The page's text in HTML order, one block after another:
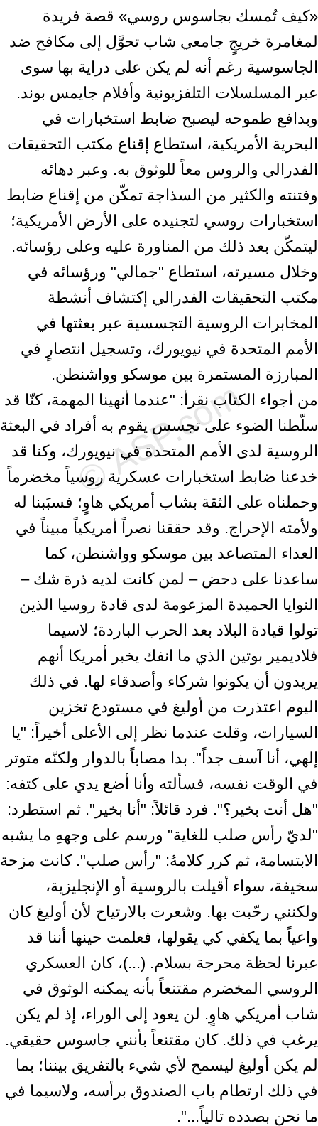
«كيف تُمسك بجاسوس روسي» قصة فريدة
لمغامرة خريجٍ جامعي شاب تحوَّل إلى مكافح ضد
الجاسوسية رغم أنه لم يكن على دراية بها سوى
عبر المسلسلات التلفزيونية وأفلام جايمس بوند.
وبدافع طموحه ليصبح ضابط استخبارات في
البحرية الأمريكية، استطاع إقناع مكتب التحقيقات
الفدرالي والروس معاً للوثوق به. وعبر دهائه
وفتنته والكثير من السذاجة تمكّن من إقناع ضابط
استخبارات روسي لتجنيده على الأرض الأمريكية؛
ليتمكّن بعد ذلك من المناورة عليه وعلى رؤسائه.
وخلال مسيرته، استطاع "جمالي" ورؤسائه في
مكتب التحقيقات الفدرالي إكتشاف أنشطة
المخابرات الروسية التجسسية عبر بعثتها في
الأمم المتحدة في نيويورك، وتسجيل انتصارٍ في
المبارزة المستمرة بين موسكو وواشنطن.
من أجواء الكتاب نقرأ: "عندما أنهينا المهمة، كنّا قد
سلّطنا الضوء على تجسس يقوم به أفراد في البعثة
الروسية لدى الأمم المتحدة في نيويورك، وكنا قد
خدعنا ضابط استخبارات عسكرية روسياً مخضرماً
وحملناه على الثقة بشاب أمريكي هاوٍ؛ فسبَبنا له
ولأمته الإحراج. وقد حققنا نصراً أمريكياً مبيناً في
العداء المتصاعد بين موسكو وواشنطن، كما
ساعدنا على دحض – لمن كانت لديه ذرة شك –
النوايا الحميدة المزعومة لدى قادة روسيا الذين
تولوا قيادة البلاد بعد الحرب الباردة؛ لاسيما
فلاديمير بوتين الذي ما انفك يخبر أمريكا أنهم
يريدون أن يكونوا شركاء وأصدقاء لها. في ذلك
اليوم اعتذرت من أوليغ في مستودع تخزين
السيارات، وقلت عندما نظر إلى الأعلى أخيراً: "يا
إلهي، أنا آسف جداً". بدا مصاباً بالدوار ولكنّه متوتر
في الوقت نفسه، فسألته وأنا أضع يدي على كتفه:
"هل أنت بخير؟". فرد قائلاً: "أنا بخير". ثم استطرد:
"لديّ رأس صلب للغاية" ورسم على وجههِ ما يشبه
الابتسامة، ثم كرر كلامهُ: "رأس صلب". كانت مزحة
سخيفة، سواء أقيلت بالروسية أو الإنجليزية،
ولكنني رحّبت بها. وشعرت بالارتياح لأن أوليغ كان
واعياً بما يكفي كي يقولها، فعلمت حينها أننا قد
عبرنا لحظة محرجة بسلام. (...)، كان العسكري
الروسي المخضرم مقتنعاً بأنه يمكنه الوثوق في
شاب أمريكي هاوٍ. لن يعود إلى الوراء، إذ لم يكن
يرغب في ذلك. كان مقتنعاً بأنني جاسوس حقيقي.
لم يكن أوليغ ليسمح لأي شيء بالتفريق بيننا؛ بما
في ذلك ارتطام باب الصندوق برأسه، ولاسيما في
ما نحن بصدده تالياً...".